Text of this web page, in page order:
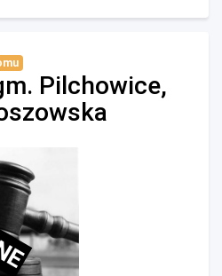
Pilchowice,